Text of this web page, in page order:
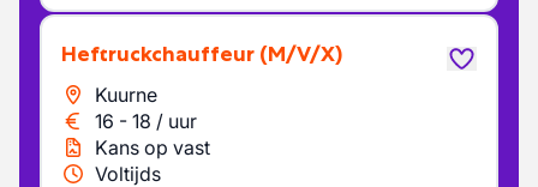
Heftruckchauffeur (M/V/X)
Kuurne
16 - 18 / uur
Kans op vast
Voltijds